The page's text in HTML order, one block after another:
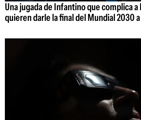
Una jugada de Infantino que complica a
quieren darle la final del Mundial 2030